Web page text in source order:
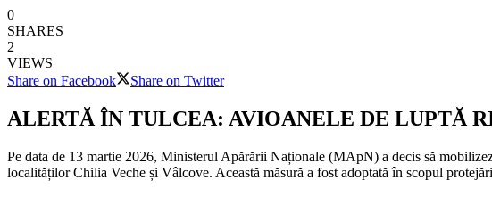
0
SHARES
2
VIEWS
Share on Facebook
Share on Twitter
ALERTĂ ÎN TULCEA: AVIOANELE DE LUPTĂ
Pe data de 13 martie 2026, Ministerul Apărării Naționale (MApN) a decis să
localităților Chilia Veche și Vâlcove. Această măsură a fost adoptată în scopul